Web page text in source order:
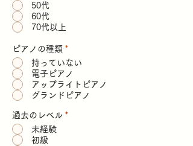
50代
60代
70代以上
ピアノの種類 *
持っていない
電子ピアノ
アップライトピアノ
グランドピアノ
過去のレベル *
未経験
初級